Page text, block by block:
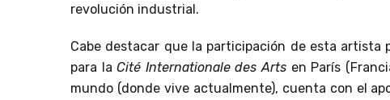
revolución industrial.
Cabe destacar que la participación de esta artista
para laCité Internationale des Arts en París
mundo (donde vive actualmente), cuenta con el